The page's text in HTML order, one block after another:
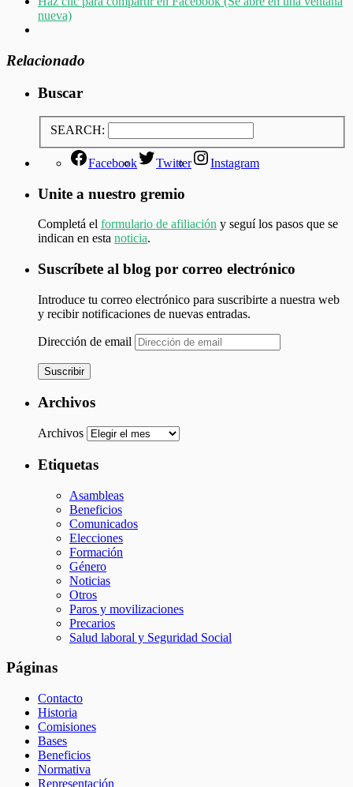
nueva)
Relacionado
Buscar
SEARCH:
Facebook Twitter Instagram
Unite a nuestro gremio
Completá el formulario de afiliación y seguí los pasos que se
indican en esta noticia.
Suscríbete al blog por correo electrónico
Introduce tu correo electrónico para suscribirte a nuestra web
y recibir notificaciones de nuevas entradas.
Dirección de email
Suscribir
Archivos
Archivos
Etiquetas
Asambleas
Beneficios
Comunicados
Elecciones
Formación
Género
Noticias
Otros
Paros y movilizaciones
Precarios
Salud laboral y Seguridad Social
Páginas
Contacto
Historia
Comisiones
Bases
Beneficios
Normativa
Representación